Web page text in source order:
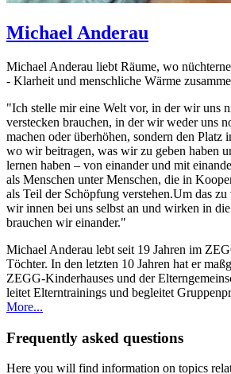
Michael Anderau
Michael Anderau liebt Räume, wo
- Klarheit und menschliche Wärme
"Ich stelle mir eine Welt vor, in der wir uns
verstecken brauchen, in der wir weder uns
machen oder überhöhen, sondern den Platz
wo wir beitragen, was wir zu geben haben
lernen haben – von einander und mit
als Menschen unter Menschen, die in
als Teil der Schöpfung verstehen.Um das
wir innen bei uns selbst an und wirken in
brauchen wir einander."
Michael Anderau lebt seit 19 Jahren im
Töchter. In den letzten 10 Jahren hat er
ZEGG-Kinderhauses und der
leitet Elterntrainings und begleitet
More...
Frequently asked questions
Here you will find information on topics